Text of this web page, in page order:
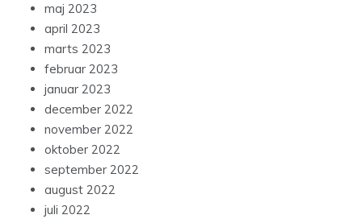
maj 2023
april 2023
marts 2023
februar 2023
januar 2023
december 2022
november 2022
oktober 2022
september 2022
august 2022
juli 2022